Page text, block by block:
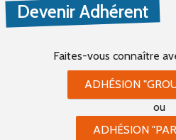
Devenir Adhérent
Faites-vous connaître
ADHÉSION
ou
ADHÉSION